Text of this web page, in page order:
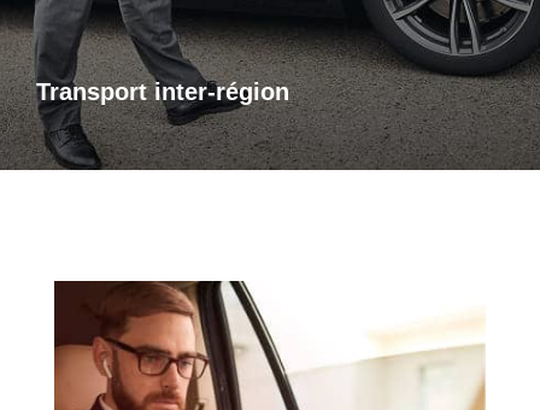
Transport inter-région